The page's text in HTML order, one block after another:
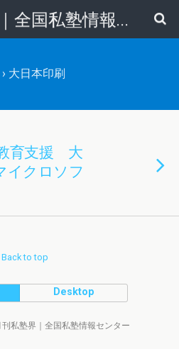
月刊私塾界｜全国私塾情報センター
大日本印刷
育支援 大
イクロソフ
Back to top
Desktop
私塾界｜全国私塾情報センター